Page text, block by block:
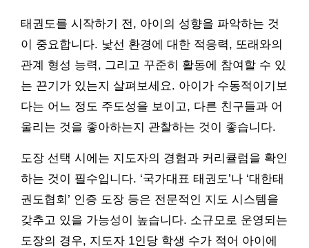
태권도를 시작하기 전, 아이의 성향을 파악하는 것
이 중요합니다. 낯선 환경에 대한 적응력, 또래와의
관계 형성 능력, 그리고 꾸준히 활동에 참여할 수 있
는 끈기가 있는지 살펴보세요. 아이가 수동적이기보
다는 어느 정도 주도성을 보이고, 다른 친구들과 어
울리는 것을 좋아하는지 관찰하는 것이 좋습니다.
도장 선택 시에는 지도자의 경험과 커리큘럼을 확인
하는 것이 필수입니다. ‘국가대표 태권도’나 ‘대한태
권도협회’ 인증 도장 등은 전문적인 지도 시스템을
갖추고 있을 가능성이 높습니다. 소규모로 운영되는
도장의 경우, 지도자 1인당 학생 수가 적어 아이에